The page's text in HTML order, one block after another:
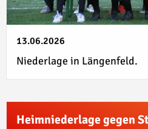
13.06.2026
Niederlage in Längenfeld.
Heimniederlage gegen